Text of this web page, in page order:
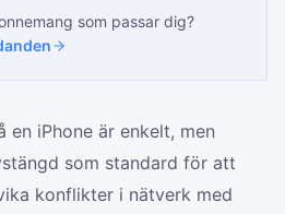
som passar dig?
iPhone är enkelt, men
som standard för att
konflikter i nätverk med